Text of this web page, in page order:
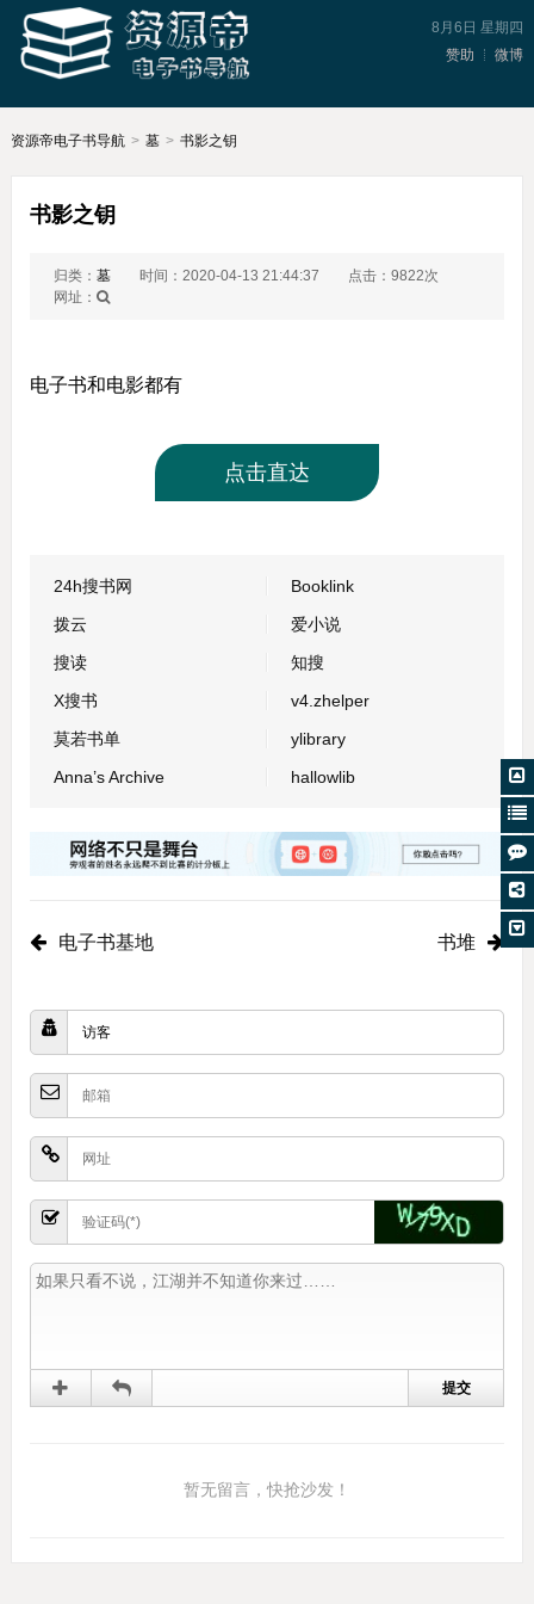
8月6日 星期四
赞助
微博
资源帝电子书导航 > 墓 > 书影之钥
书影之钥
归类： 墓 时间：2020-04-13 21:44:37
点击：9822次
网址：
电子书和电影都有
点击直达
24h搜书网
Booklink
拨云
爱小说
搜读
知搜
X搜书
v4.zhelper
莫若书单
ylibrary
Anna’s Archive
hallowlib
电子书基地 书堆
暂无留言，快抢沙发！